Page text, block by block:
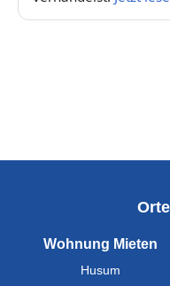
Wohnung Mieten
Husum